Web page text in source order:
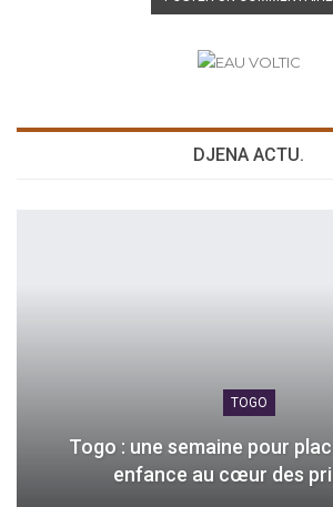
DJENA ACTU.
TOGO
Togo : une semaine pour
enfance au cœur des